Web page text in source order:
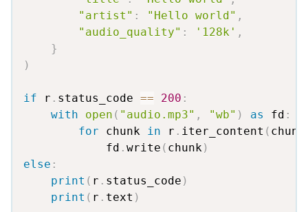
"artist" : "Hello world" ,
"audio_quality" : '128k' ,
}
)
if r . status_code == 200 :
with
open ( "audio.mp3" , "wb" ) as fd :
for chunk in r . iter_content (
            fd
. write ( chunk )
else :
print ( r . status_code )
print ( r . text )